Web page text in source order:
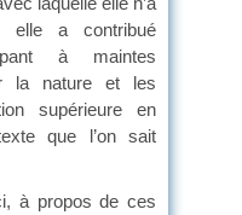
elle a contribué
à maintes
la nature et les
supérieure en
que l’on sait
de ces